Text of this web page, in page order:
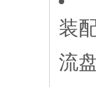
装
流